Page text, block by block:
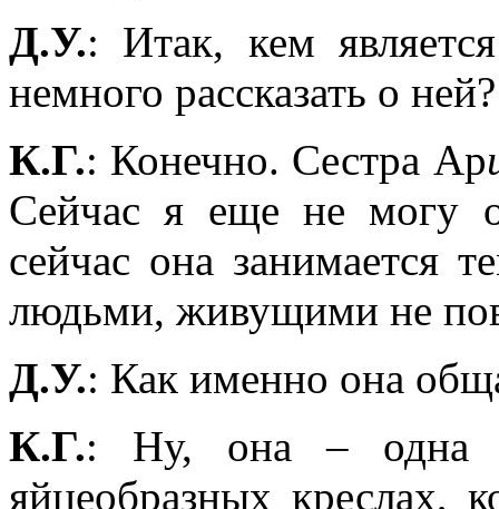
Д.У.: Итак, кем
немного рассказать о ней?
К.Г.: Конечно. Сестра Ар
Сейчас я еще не могу
сейчас она занимается
людьми, живущими не
Д.У.: Как именно она
К.Г.: Ну, она – одна
яйцеобразных креслах,